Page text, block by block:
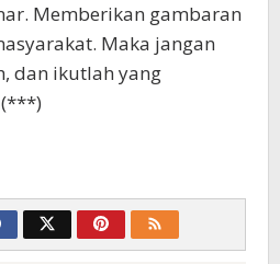
Memberikan gambaran
Maka jangan
dan ikutlah yang